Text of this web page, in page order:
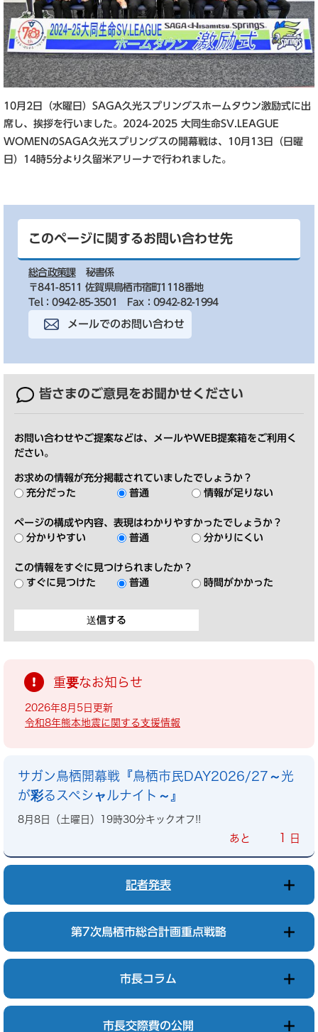
10月2日（水曜日）SAGA久光スプリングスホームタウン激励式に出
席し、挨拶を行いました。2024-2025 大同生命SV.LEAGUE
WOMENのSAGA久光スプリングスの開幕戦は、10月13日（日曜
日）14時5分より久留米アリーナで行われました。
このページに関するお問い合わせ先
総合政策課
秘書係
〒841-8511 佐賀県鳥栖市宿町1118番地
Tel：0942-85-3501
Fax：0942-82-1994
メールでのお問い合わせ
皆さまのご意見をお聞かせください
お問い合わせやご提案などは、メールやWEB提案箱をご利用く
ださい。
お求めの情報が充分掲載されていましたでしょうか？
充分だった
普通 情報が足りない
ページの構成や内容、表現はわかりやすかったでしょうか？
分かりやすい
普通 分かりにくい
この情報をすぐに見つけられましたか？
すぐに見つけた
普通 時間がかかった
重要なお知らせ
2026年8月5日更新
令和8年熊本地震に関する支援情報
サガン鳥栖開幕戦『鳥栖市民DAY2026/27～光
が彩るスペシャルナイト～』
8月8日（土曜日）19時30分キックオフ!!
あと 1 日
記者発表
第7次鳥栖市総合計画重点戦略
市長コラム
市長交際費の公開